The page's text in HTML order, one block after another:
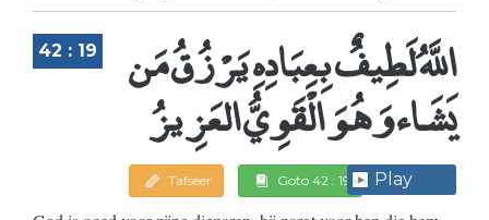
42 : 19 اللَّهُ لَطِيفٌ بِعِبَادِهِ يَرْزُقُ مَن
يَشَاء وَهُوَ الْقَوِيُّ العَزِيزُ
Tafseer Goto 42 : 19 Play